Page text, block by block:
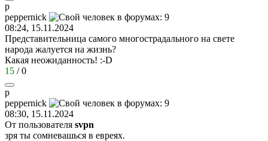
p
peppernick
08:24, 15.11.2024
Представительница самого многострадального на свете
народа жалуется на жизнь?
Какая неожиданность! :-D
15 /0
p
peppernick
08:30, 15.11.2024
От пользователя svpn
зря ты сомневашься в евреях.